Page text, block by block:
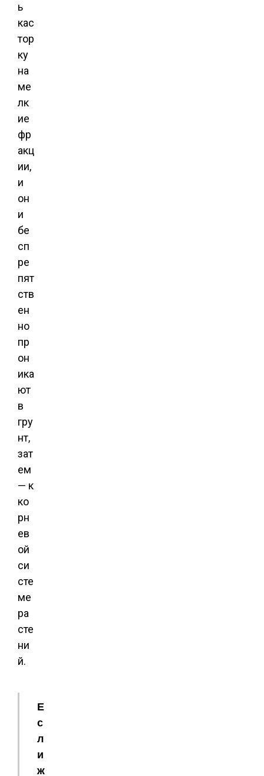
ь
кас
тор
ку
на
ме
лк
ие
фр
акц
ии,
и
он
и
бе
сп
ре
пят
ств
ен
но
пр
он
ика
ют
в
гру
нт,
зат
ем
— к
ко
рн
ев
ой
си
сте
ме
ра
сте
ни
й.
Е
с
л
и
ж